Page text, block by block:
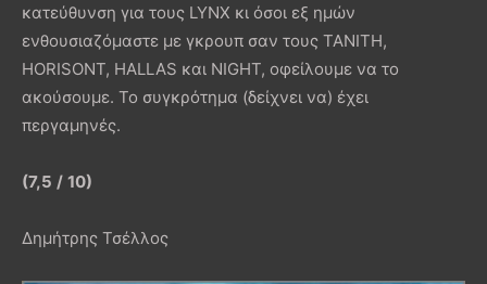
κατεύθυνση για τους LYNX κι όσοι εξ ημών
ενθουσιαζόμαστε με γκρουπ σαν τους TANITH,
HORISONT, HALLAS και NIGHT, οφείλουμε να το
ακούσουμε. Το συγκρότημα (δείχνει να) έχει
περγαμηνές.
(7,5 / 10)
Δημήτρης Τσέλλος